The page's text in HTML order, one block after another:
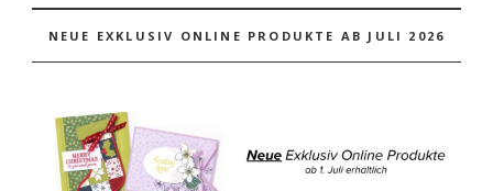
NEUE EXKLUSIV ONLINE PRODUKTE AB JULI 2026